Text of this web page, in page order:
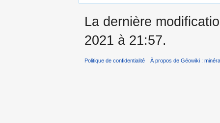
La dernière
2021 à 21:57.
Politique de confidentialité À propos de Géowiki :